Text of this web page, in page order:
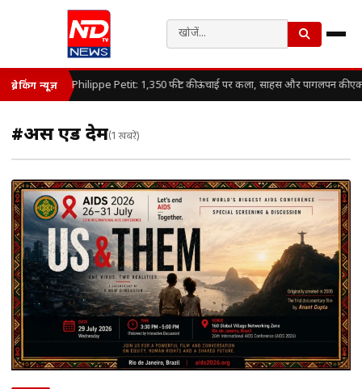
ब्रेकिंग न्यूज़ Philippe Petit: 1,350 फीट की ऊंचाई पर कला, साहस और पागलपन की
#अस एंड देम(1 खबरें)